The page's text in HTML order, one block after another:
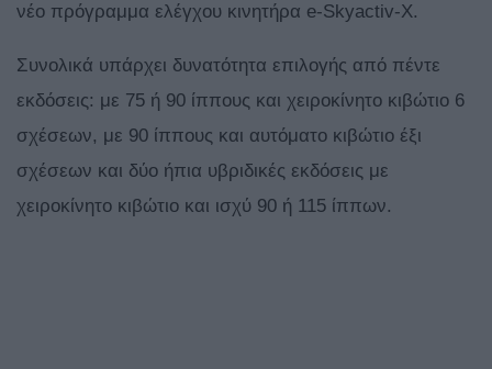
νέο πρόγραμμα ελέγχου κινητήρα e-Skyactiv-X.
Συνολικά υπάρχει δυνατότητα επιλογής από πέντε
εκδόσεις: με 75 ή 90 ίππους και χειροκίνητο κιβώτιο 6
σχέσεων, με 90 ίππους και αυτόματο κιβώτιο έξι
σχέσεων και δύο ήπια υβριδικές εκδόσεις με
χειροκίνητο κιβώτιο και ισχύ 90 ή 115 ίππων.